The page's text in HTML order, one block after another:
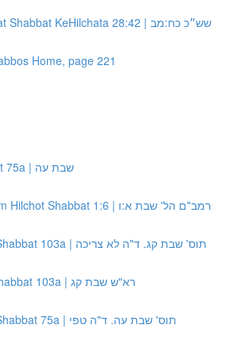
Source #7: Shemirat Shabbat KeHilchata 28:42 | שש״כ כח:מב
Home, page 221
Source #1: Shabbat 75a | שבת עה
Source #2: Rambam Hilchot Shabbat 1:6 | רמב"ם הל' שבת א:ו
Source #3: Tosfot Shabbat 103a | תוס' שבת קג. ד"ה לא צריכה
Source #4: Rosh Shabbat 103a | רא"ש שבת קג
Source #5: Tosfot Shabbat 75a | תוס' שבת עה. ד"ה טפי